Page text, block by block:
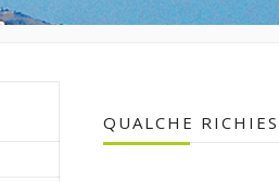
QUALCHE